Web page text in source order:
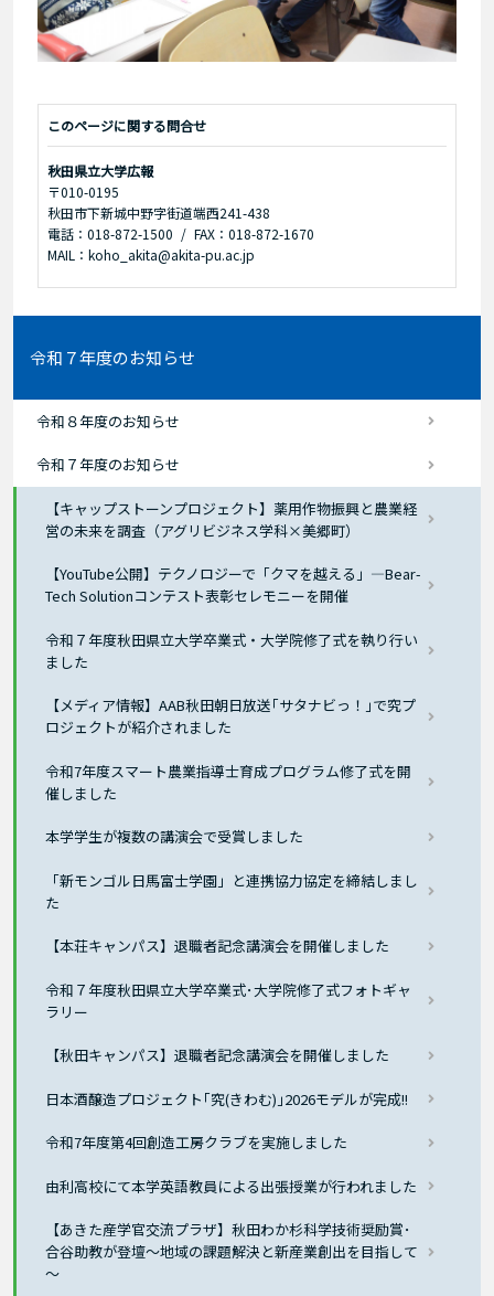
このページに関する問合せ
秋田県立大学広報
〒010-0195
秋田市下新城中野字街道端西241-438
電話：018-872-1500
FAX：018-872-1670
MAIL：koho_akita@akita-pu.ac.jp
令和７年度のお知らせ
令和８年度のお知らせ
令和７年度のお知らせ
【キャップストーンプロジェクト】薬用作物振興と農業経
営の未来を調査（アグリビジネス学科×美郷町）
【YouTube公開】テクノロジーで「クマを越える」―Bear-
Tech Solutionコンテスト表彰セレモニーを開催
令和７年度秋田県立大学卒業式・大学院修了式を執り行い
ました
【メディア情報】AAB秋田朝日放送｢サタナビっ！｣で究プ
ロジェクトが紹介されました
令和7年度スマート農業指導士育成プログラム修了式を開
催しました
本学学生が複数の講演会で受賞しました
「新モンゴル日馬富士学園」と連携協力協定を締結しまし
た
【本荘キャンパス】退職者記念講演会を開催しました
令和７年度秋田県立大学卒業式･大学院修了式フォトギャ
ラリー
【秋田キャンパス】退職者記念講演会を開催しました
日本酒醸造プロジェクト｢究(きわむ)｣2026モデルが完成!!
令和7年度第4回創造工房クラブを実施しました
由利高校にて本学英語教員による出張授業が行われました
【あきた産学官交流プラザ】秋田わか杉科学技術奨励賞･
合谷助教が登壇～地域の課題解決と新産業創出を目指して
～